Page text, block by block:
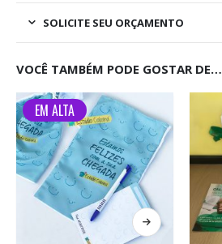
SOLICITE SEU ORÇAMENTO
VOCÊ TAMBÉM PODE GOSTAR DE…
EM ALTA